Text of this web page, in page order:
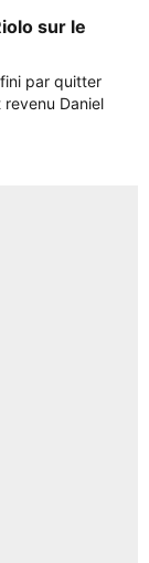
sur le
fini par quitter
revenu Daniel